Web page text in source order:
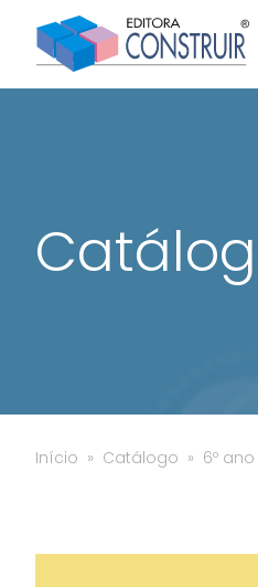
Início Catálogo 6º ano